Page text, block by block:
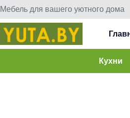
Мебель для вашего уютного дома
Кухни